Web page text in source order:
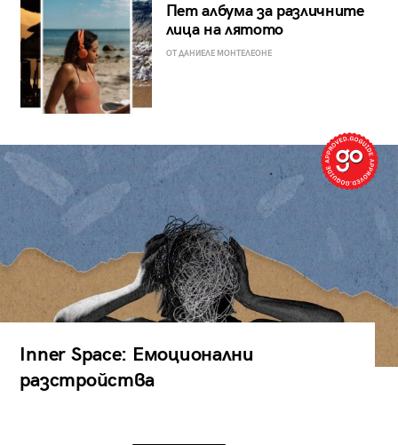
Пет албума за различните
лица на лятото
ОТ ДАНИЕЛЕ МОНТЕЛЕОНЕ
Inner Space: Емоционални
разстройства